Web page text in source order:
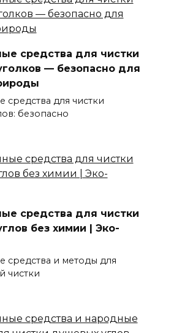
средства для чистки
— безопасно для
средства для чистки
безопасно
средства для чистки
без химии | Эко-
средства и методы для
чистки